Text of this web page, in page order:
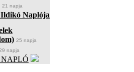
21 napja
Ildikó Naplója
25 napja
napja